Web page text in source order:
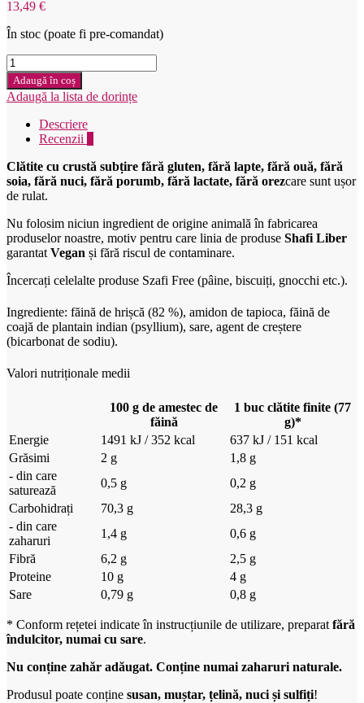
13,49 €
În stoc (poate fi pre-comandat)
Cantitate
Szafi
free
Bezlepková
múčná
prípravu
palaciniek
1000g
Adaugă în coș
Adaugă la lista de dorințe
Descriere
Recenzii
Clătite cu crustă subțire fără gluten, fără lapte, fără ouă, fără
soia, fără nuci, fără porumb, fără lactate, fără orezcare sunt ușor
de rulat.
Nu folosim niciun ingredient de origine animală în fabricarea
produselor noastre, motiv pentru care linia de produse Shafi Liber
garantat Vegan și fără riscul de contaminare.
Încercați celelalte produse Szafi Free (pâine, biscuiți, gnocchi etc.).
Ingrediente: făină de hrișcă (82 %), amidon de tapioca, făină de
coajă de plantain indian (psyllium), sare, agent de creștere
(bicarbonat de sodiu).
Valori nutriționale medii
100 g de amestec de
făină
1 buc clătite finite (77
g)*
Energie
1491 kJ / 352 kcal
637 kJ / 151 kcal
Grăsimi
2 g
1,8 g
- din care
saturează
0,5 g
0,2 g
Carbohidrați
70,3 g
28,3 g
- din care
zaharuri
1,4 g
0,6 g
Fibră
6,2 g
2,5 g
Proteine
10 g
4 g
Sare
0,79 g 0,8 g
* Conform rețetei indicate în instrucțiunile de utilizare, preparatfără
îndulcitor, numai cu sare.
Nu conține zahăr adăugat. Conține numai zaharuri naturale.
Produsul poate conține susan, muștar, țelină, nuci și sulfiți!